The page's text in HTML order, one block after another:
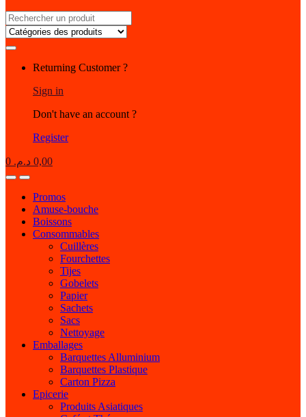
Search
for:
Returning Customer ?
Sign in
Don't have an account ?
Register
0 0,00 د.م.
OpenClose
Promos
Amuse-bouche
Boissons
Consommables
Cuillères
Fourchettes
Tijes
Gobelets
Papier
Sachets
Sacs
Nettoyage
Emballages
Barquettes Alluminium
Barquettes Plastique
Carton Pizza
Epicerie
Produits Asiatiques